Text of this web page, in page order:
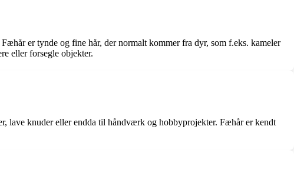
er tynde og fine hår, der normalt kommer fra dyr, som f.eks. kameler
eller forsegle objekter.
lave knuder eller endda til håndværk og hobbyprojekter. Fæhår er kendt